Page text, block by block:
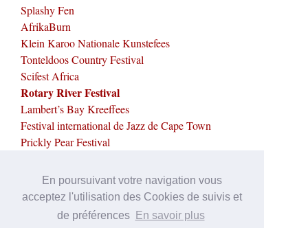
En poursuivant votre navigation vous
acceptez l'utilisation des Cookies de suivis et
de préférences
En savoir plus
Splashy Fen
AfrikaBurn
Klein Karoo Nationale Kunstefees
Tonteldoos Country Festival
Scifest Africa
Rotary River Festival
Lambert’s Bay Kreeffees
Festival international de Jazz de Cape Town
Prickly Pear Festival
Mots-clés